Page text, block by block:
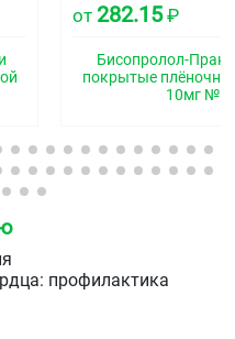
от 282.15₽
Бисопролол-
покрытые
10мг
профилактика